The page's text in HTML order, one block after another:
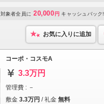
対象者全員に 20,000 円 キャッシュバック!
お気に入りに追加
コーポ・コスモA
3.3万円
管理費 : －
敷金 3.3万円 / 礼金 無料